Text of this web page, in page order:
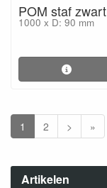
Artikelen
POM staf zwart
1000 x D: 90 mm
1 2 > »